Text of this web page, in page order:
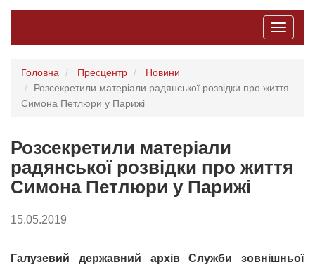
Toggle
Головна Пресцентр
Новини
Розсекретили матеріали радянської розвідки про життя
Симона Петлюри у Парижі
Розсекретили матеріали
радянської розвідки про життя
Симона Петлюри у Парижі
15.05.2019
Галузевий державний архів Служби зовнішньої